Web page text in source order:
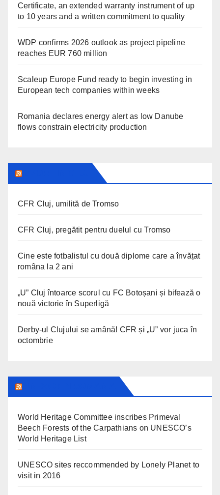
Certificate, an extended warranty instrument of up
to 10 years and a written commitment to quality
WDP confirms 2026 outlook as project pipeline
reaches EUR 760 million
Scaleup Europe Fund ready to begin investing in
European tech companies within weeks
Romania declares energy alert as low Danube
flows constrain electricity production
CFR Cluj, umilită de Tromso
CFR Cluj, pregătit pentru duelul cu Tromso
Cine este fotbalistul cu două diplome care a învățat
româna la 2 ani
„U” Cluj întoarce scorul cu FC Botoșani și bifează o
nouă victorie în Superligă
Derby-ul Clujului se amână! CFR și „U” vor juca în
octombrie
World Heritage Committee inscribes Primeval
Beech Forests of the Carpathians on UNESCO’s
World Heritage List
UNESCO sites reccommended by Lonely Planet to
visit in 2016